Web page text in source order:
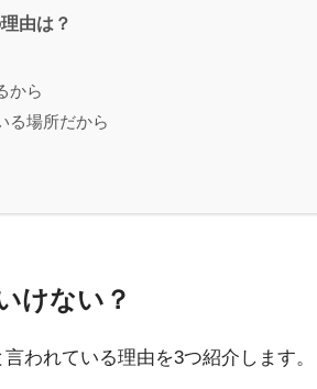
由は？
から
る場所だから
けない？
われている理由を3つ紹介します。